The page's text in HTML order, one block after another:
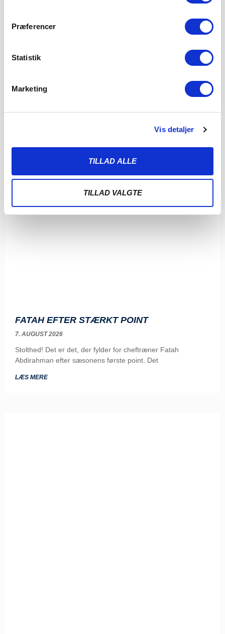
Præferencer
Statistik
Marketing
Vis detaljer
TILLAD ALLE
TILLAD VALGTE
FATAH EFTER STÆRKT POINT
7. AUGUST 2026
Stolthed! Det er det, der fylder for cheftræner Fatah
Abdirahman efter sæsonens første point. Det
LÆS MERE